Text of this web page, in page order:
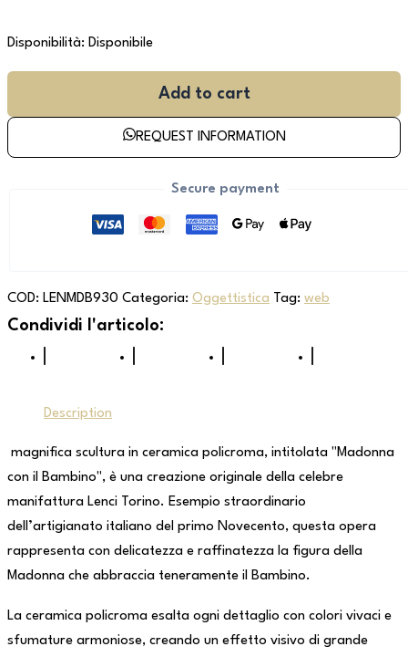
Disponibilità: Disponibile
Add to cart
REQUEST INFORMATION
Secure payment
COD: LENMDB930 Categoria: Oggettistica Tag: web
Description
magnifica scultura in ceramica policroma, intitolata "Madonna
con il Bambino", è una creazione originale della celebre
manifattura Lenci Torino. Esempio straordinario
dell’artigianato italiano del primo Novecento, questa opera
rappresenta con delicatezza e raffinatezza la figura della
Madonna che abbraccia teneramente il Bambino.
La ceramica policroma esalta ogni dettaglio con colori vivaci e
sfumature armoniose, creando un effetto visivo di grande